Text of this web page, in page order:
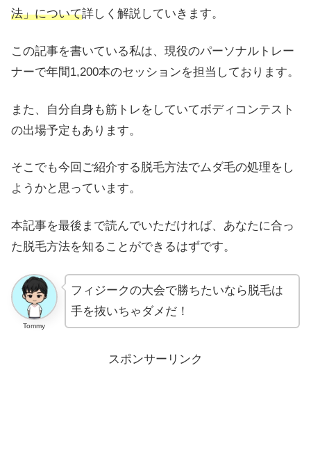
法」について詳しく解説していきます。
この記事を書いている私は、現役のパーソナルトレー
ナーで年間1,200本のセッションを担当しております。
また、自分自身も筋トレをしていてボディコンテスト
の出場予定もあります。
そこでも今回ご紹介する脱毛方法でムダ毛の処理をし
ようかと思っています。
本記事を最後まで読んでいただければ、あなたに合っ
た脱毛方法を知ることができるはずです。
Tommy
フィジークの大会で勝ちたいなら脱毛は
手を抜いちゃダメだ！
スポンサーリンク